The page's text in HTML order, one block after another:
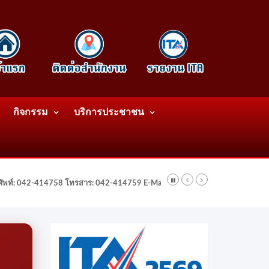
กิจกรรม บริการประชาชน
: 042-414758 โทรสาร: 042-414759 E-Mail: wattatnk@gmail.com